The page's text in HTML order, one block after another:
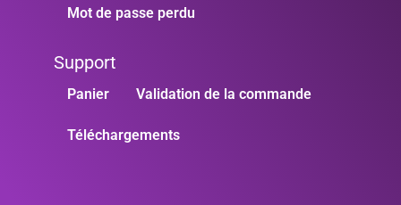
Mot de passe perdu
Support
Panier Validation de la commande
Téléchargements